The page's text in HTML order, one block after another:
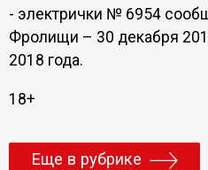
- электрички № 6954
Фролищи – 30 декабря
2018 года.
18+
Еще в рубрике